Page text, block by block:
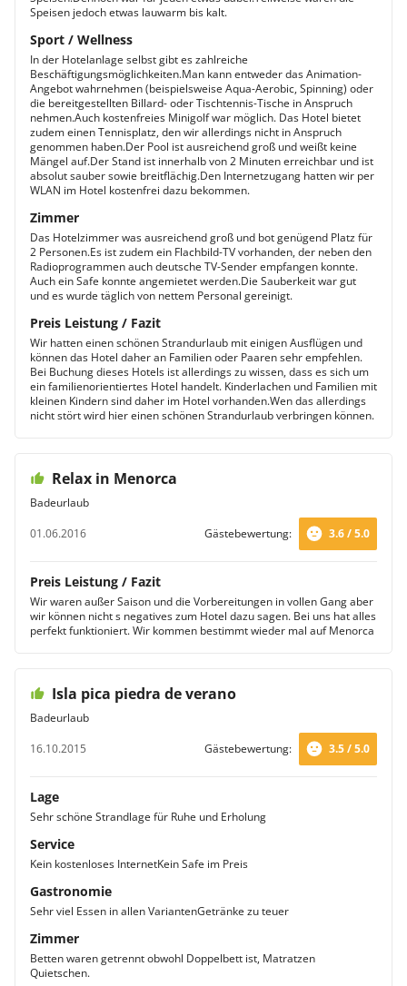
Speisen jedoch etwas lauwarm bis kalt.
Sport / Wellness
In der Hotelanlage selbst gibt es zahlreiche
Beschäftigungsmöglichkeiten.Man kann entweder das Animation-
Angebot wahrnehmen (beispielsweise Aqua-Aerobic, Spinning) oder
die bereitgestellten Billard- oder Tischtennis-Tische in Anspruch
nehmen.Auch kostenfreies Minigolf war möglich. Das Hotel bietet
zudem einen Tennisplatz, den wir allerdings nicht in Anspruch
genommen haben.Der Pool ist ausreichend groß und weißt keine
Mängel auf.Der Stand ist innerhalb von 2 Minuten erreichbar und ist
absolut sauber sowie breitflächig.Den Internetzugang hatten wir per
WLAN im Hotel kostenfrei dazu bekommen.
Zimmer
Das Hotelzimmer was ausreichend groß und bot genügend Platz für
2 Personen.Es ist zudem ein Flachbild-TV vorhanden, der neben den
Radioprogrammen auch deutsche TV-Sender empfangen konnte.
Auch ein Safe konnte angemietet werden.Die Sauberkeit war gut
und es wurde täglich von nettem Personal gereinigt.
Preis Leistung / Fazit
Wir hatten einen schönen Strandurlaub mit einigen Ausflügen und
können das Hotel daher an Familien oder Paaren sehr empfehlen.
Bei Buchung dieses Hotels ist allerdings zu wissen, dass es sich um
ein familienorientiertes Hotel handelt. Kinderlachen und Familien mit
kleinen Kindern sind daher im Hotel vorhanden.Wen das allerdings
nicht stört wird hier einen schönen Strandurlaub verbringen können.
Relax in Menorca
Badeurlaub
01.06.2016
Gästebewertung: 3.6 / 5.0
Preis Leistung / Fazit
Wir waren außer Saison und die Vorbereitungen in vollen Gang aber
wir können nicht s negatives zum Hotel dazu sagen. Bei uns hat alles
perfekt funktioniert. Wir kommen bestimmt wieder mal auf Menorca
Isla pica piedra de verano
Badeurlaub
16.10.2015
Gästebewertung: 3.5 / 5.0
Lage
Sehr schöne Strandlage für Ruhe und Erholung
Service
Kein kostenloses InternetKein Safe im Preis
Gastronomie
Sehr viel Essen in allen VariantenGetränke zu teuer
Zimmer
Betten waren getrennt obwohl Doppelbett ist, Matratzen
Quietschen.